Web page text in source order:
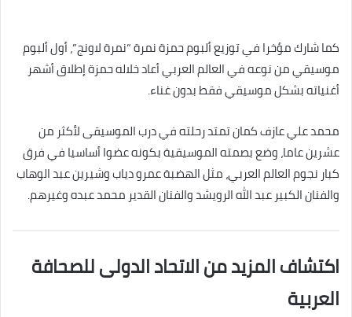
كما شارك مؤخرا في توزيع ألبوم حمزة نمرة “نمرة لاونج”، أول ألبوم
موسيقي من نوعه في العالم العربي أعاد خلاله حمزة إطلاق أشهر
أغنياته بشكل موسيقي فقط بدون غناء.
محمد علي عازف كمان تمتد رحلته في درب الموسيقى لأكثر من
عشرين عاما، وضع بصمته الموسيقية بكونه عضوا أساسيا في فرق
كبار نجوم العالم العربي، مثل الهضبة عمرو دياب وشيرين عبد الوهاب
والفنان الكبير عبد الله الرويشد والفنان القدير محمد عبده وغيرهم.
اكتشاف المزيد من الاتحاد الدولى للصحافة
العربية